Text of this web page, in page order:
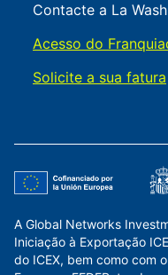
Contacte a La Wash
Acesso do
Solicite a sua fatura
A Global Networks
Iniciação à Exportação
do ICEX, bem como com